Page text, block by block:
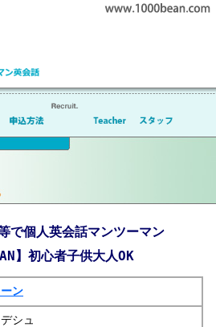
で個人英会話マンツーマン
】初心者子供大人OK
ン
シュ